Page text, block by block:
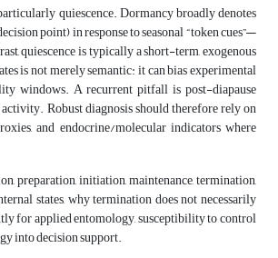
quiescence. Dormancy broadly denotes
point) in response to seasonal “token cues”—
quiescence is typically a short-term, exogenous
is not merely semantic: it can bias experimental
windows. A recurrent pitfall is post-diapause
Robust diagnosis should therefore rely on
and endocrine/molecular indicators where
preparation, initiation, maintenance, termination,
states, why termination does not necessarily
for applied entomology, susceptibility to control
into decision support.